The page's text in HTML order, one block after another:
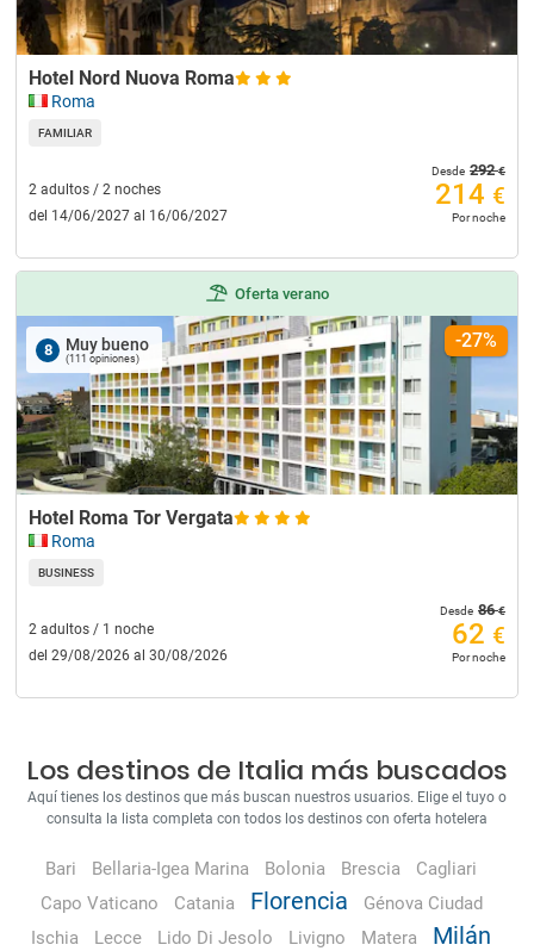
Hotel Nord Nuova Roma
Roma
FAMILIAR
2 adultos / 2 noches
del 14/06/2027 al 16/06/2027
Desde 292€
214 €
Por noche
Oferta verano
8 Muy bueno
(111 opiniones)
Hotel Roma Tor Vergata
Roma
BUSINESS
2 adultos / 1 noche
del 29/08/2026 al 30/08/2026
-27%
Desde 86€
62 €
Por noche
Los destinos de Italia más buscados
Aquí tienes los destinos que más buscan nuestros usuarios. Elige el tuyo o
consulta la lista completa con todos los destinos con oferta hotelera
Bari Bellaria-Igea Marina Bolonia Brescia
Cagliari
Capo Vaticano
Catania Florencia
Génova Ciudad
Ischia
Lecce Lido Di Jesolo Livigno Matera Milán